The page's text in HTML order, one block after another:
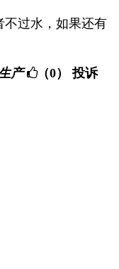
不过水，如果还有
产 （0） 投诉